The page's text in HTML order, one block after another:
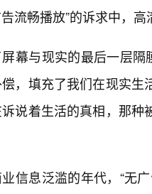
流畅播放”的诉求中，
幕与现实的最后一层隔
，填充了我们在现实
说着生活的真相，那
信息泛滥的年代，“无